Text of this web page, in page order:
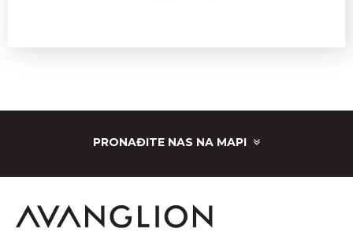
PRONAĐITE NAS NA MAPI